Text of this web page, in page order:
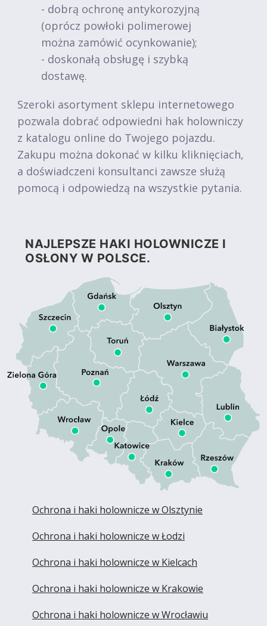
- dobrą ochronę antykorozyjną
(oprócz powłoki polimerowej
można zamówić ocynkowanie);
- doskonałą obsługę i szybką
dostawę.
Szeroki asortyment sklepu internetowego
pozwala dobrać odpowiedni hak holowniczy
z katalogu online do Twojego pojazdu.
Zakupu można dokonać w kilku kliknięciach,
a doświadczeni konsultanci zawsze służą
pomocą i odpowiedzą na wszystkie pytania.
NAJLEPSZE HAKI HOLOWNICZE I
OSŁONY W POLSCE.
Ochrona i haki holownicze w Olsztynie
Ochrona i haki holownicze w Łodzi
Ochrona i haki holownicze w Kielcach
Ochrona i haki holownicze w Krakowie
Ochrona i haki holownicze w Wrocławiu